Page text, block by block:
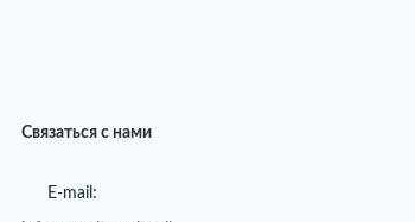
Связаться с нами
E-mail: